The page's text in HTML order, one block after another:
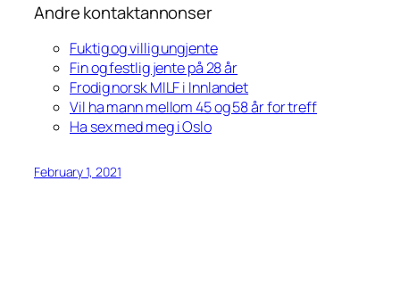
Andre kontaktannonser
Fuktig og villig ungjente
Fin og festlig jente på 28 år
Frodig norsk MILF i Innlandet
Vil ha mann mellom 45 og 58 år for treff
Ha sex med meg i Oslo
February 1, 2021